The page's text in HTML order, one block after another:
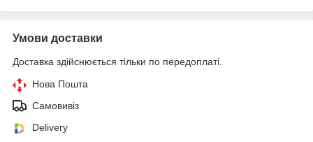
Умови доставки
Доставка здійснюється тільки по передоплаті.
Нова Пошта
Самовивіз
Delivery